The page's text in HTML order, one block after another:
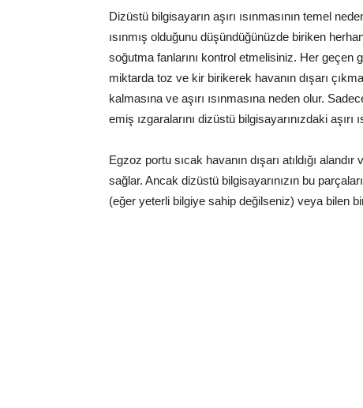
Dizüstü bilgisayarın aşırı ısınmasının temel
ısınmış olduğunu düşündüğünüzde biriken
soğutma fanlarını kontrol etmelisiniz. Her geçen
miktarda toz ve kir birikerek havanın dışarı
kalmasına ve aşırı ısınmasına neden olur.
emiş ızgaralarını dizüstü bilgisayarınızdaki aşırı
Egzoz portu sıcak havanın dışarı atıldığı
sağlar. Ancak dizüstü bilgisayarınızın bu
(eğer yeterli bilgiye sahip değilseniz) veya bilen